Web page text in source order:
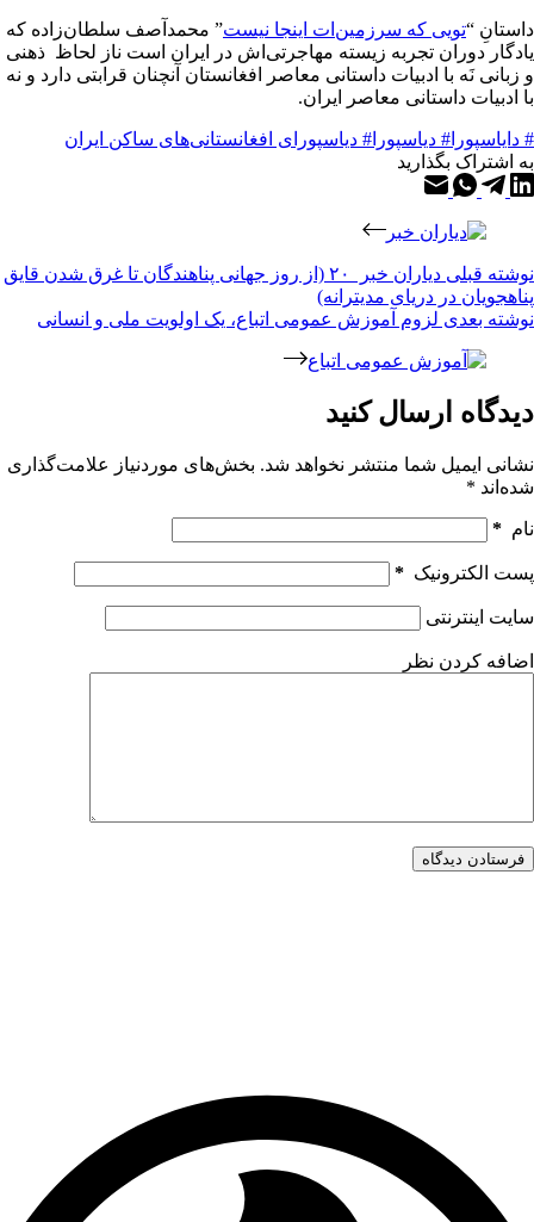
داستانِ “تویی که سرزمین‌ات اینجا نیست” محمدآصف سلطان‌زاده که
یادگار دوران تجربه زیسته مهاجرتی‌اش در ایران است ناز لحاظ ذهنی
و زبانی نَه با ادبیات داستانی معاصر افغانستان آنچنان قرابتی دارد و نه
با ادبیات داستانی معاصر ایران.
# دایاسپورا # دیاسپورا # دیاسپورای افغانستانی‌های ساکن ایران
به اشتراک بگذارید
نوشته قبلی
دیاران خبر ۲۰ (از روز جهانی پناهندگان تا غرق شدن قایق
پناهجویان در دریای مدیترانه)
نوشته بعدی لزوم آموزش عمومی اتباع، یک اولویت ملی و انسانی
دیدگاه ارسال کنید
نشانی ایمیل شما منتشر نخواهد شد. بخش‌های موردنیاز علامت‌گذاری
شده‌اند *
نام *
پست الکترونیک *
سایت اینترنتی
اضافه کردن نظر
فرستادن دیدگاه